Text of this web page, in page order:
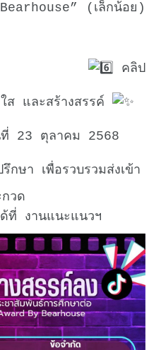
(เล็กน้อย)
คลิป
ส และสร้างสรรค์
ที่ 23 ตุลาคม 2568
กษา เพื่อรวบรวมส่งเข้า
กวด
ด้ที่ งานแนะแนวฯ